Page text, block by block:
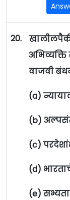
20.
अभिव्यक्ति
वाजवी
(a)
(b)
(c)
(d)
(e) सभ्यता